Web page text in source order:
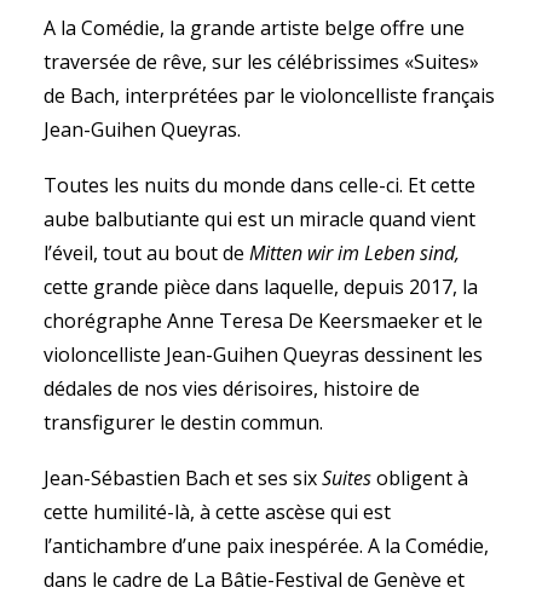
RECHERCHE
A la Comédie, la grande artiste belge offre une
traversée de rêve, sur les célébrissimes «Suites»
de Bach, interprétées par le violoncelliste français
Jean-Guihen Queyras.
Toutes les nuits du monde dans celle-ci. Et cette
aube balbutiante qui est un miracle quand vient
l’éveil, tout au bout de Mitten wir im Leben sind,
cette grande pièce dans laquelle, depuis 2017, la
chorégraphe Anne Teresa De Keersmaeker et le
violoncelliste Jean-Guihen Queyras dessinent les
dédales de nos vies dérisoires, histoire de
transfigurer le destin commun.
Jean-Sébastien Bach et ses sixSuitesobligent à
cette humilité-là, à cette ascèse qui est
l’antichambre d’une paix inespérée. A la Comédie,
dans le cadre de La Bâtie-Festival de Genève et